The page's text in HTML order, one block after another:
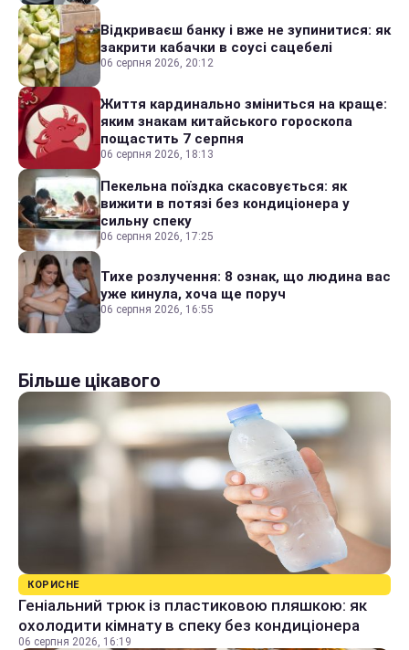
Відкриваєш банку і вже не зупинитися: як
закрити кабачки в соусі сацебелі
06 серпня 2026, 20:12
Життя кардинально зміниться на краще:
яким знакам китайського гороскопа
пощастить 7 серпня
06 серпня 2026, 18:13
Пекельна поїздка скасовується: як
вижити в потязі без кондиціонера у
сильну спеку
06 серпня 2026, 17:25
Тихе розлучення: 8 ознак, що людина вас
уже кинула, хоча ще поруч
06 серпня 2026, 16:55
Більше цікавого
КОРИСНЕ
Геніальний трюк із пластиковою пляшкою: як
охолодити кімнату в спеку без кондиціонера
06 серпня 2026, 16:19